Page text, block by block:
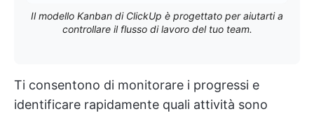
Il modello Kanban di ClickUp è progettato per aiutarti a
controllare il flusso di lavoro del tuo team.
Ti consentono di monitorare i progressi e
identificare rapidamente quali attività sono